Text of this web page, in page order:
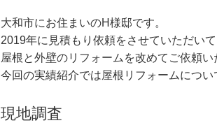
大和市にお住まいのH様邸です。
2019年に見積もり依頼をさせていただい
屋根と外壁のリフォームを改めてご依頼
今回の実績紹介では屋根リフォームについ
現地調査